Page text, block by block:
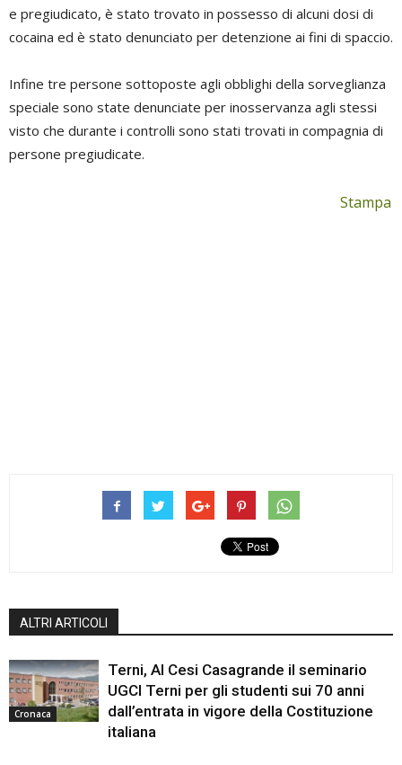
e pregiudicato, è stato trovato in possesso di alcuni dosi di
cocaina ed è stato denunciato per detenzione ai fini di spaccio.
Infine tre persone sottoposte agli obblighi della sorveglianza
speciale sono state denunciate per inosservanza agli stessi
visto che durante i controlli sono stati trovati in compagnia di
persone pregiudicate.
Stampa
ALTRI ARTICOLI
Cronaca
Terni, Al Cesi Casagrande il seminario
UGCI Terni per gli studenti sui 70 anni
dall’entrata in vigore della Costituzione
italiana